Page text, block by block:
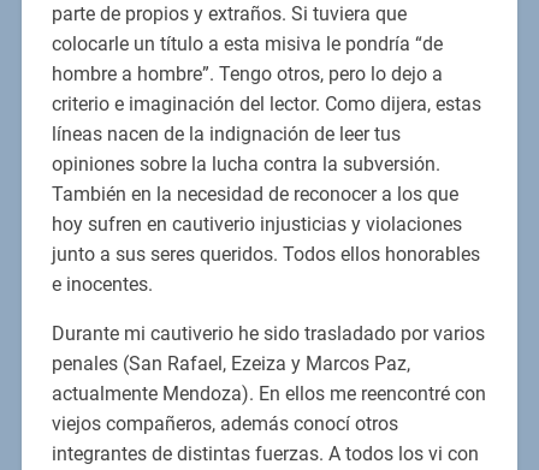
parte de propios y extraños. Si tuviera que
colocarle un título a esta misiva le pondría “de
hombre a hombre”. Tengo otros, pero lo dejo a
criterio e imaginación del lector. Como dijera, estas
líneas nacen de la indignación de leer tus
opiniones sobre la lucha contra la subversión.
También en la necesidad de reconocer a los que
hoy sufren en cautiverio injusticias y violaciones
junto a sus seres queridos. Todos ellos honorables
e inocentes.
Durante mi cautiverio he sido trasladado por varios
penales (San Rafael, Ezeiza y Marcos Paz,
actualmente Mendoza). En ellos me reencontré con
viejos compañeros, además conocí otros
integrantes de distintas fuerzas. A todos los vi con